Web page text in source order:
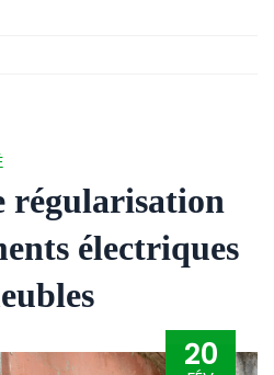
régularisation
électriques
20